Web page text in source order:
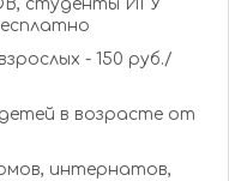
студенты ИГУ
- 150 руб./
в возрасте от
интернатов­,